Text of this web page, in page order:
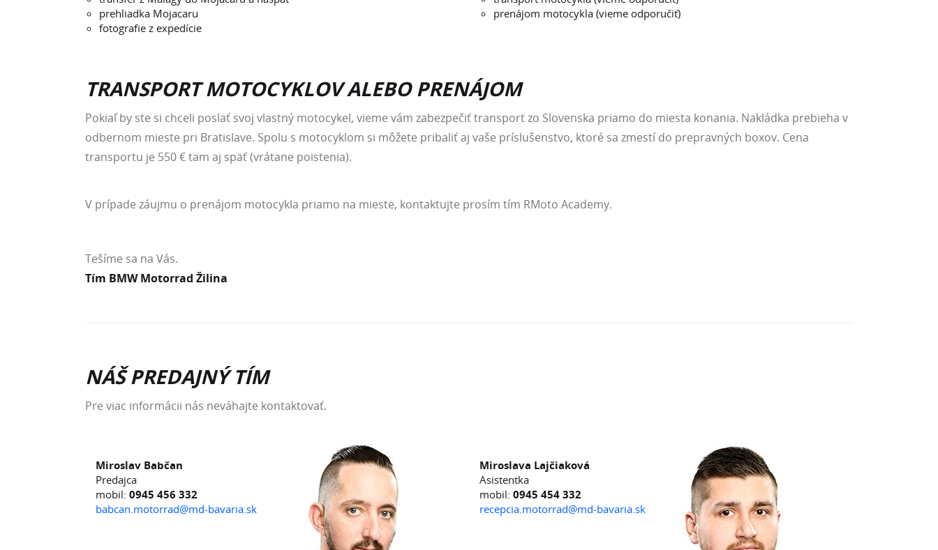
prehliadka Mojacaru
fotografie z expedície
prenájom motocykla (vieme odporučiť)
TRANSPORT MOTOCYKLOV ALEBO PRENÁJOM
Pokiaľ by ste si chceli poslať svoj vlastný motocykel, vieme vám zabezpečiť transport zo Slovenska priamo do miesta konania. Nakládka prebieha v
odbernom mieste pri Bratislave. Spolu s motocyklom si môžete pribaliť aj vaše príslušenstvo, ktoré sa zmestí do prepravných boxov. Cena
transportu je 550 € tam aj späť (vrátane poistenia).
V prípade záujmu o prenájom motocykla priamo na mieste, kontaktujte prosím tím RMoto Academy.
Tešíme sa na Vás.
Tím BMW Motorrad Žilina
NÁŠ PREDAJNÝ TÍM
Pre viac informácii nás neváhajte kontaktovať.
Miroslav Babčan
Predajca
mobil: 0945 456 332
babcan.motorrad@md-bavaria.sk
Miroslava Lajčiaková
Asistentka
mobil: 0945 454 332
recepcia.motorrad@md-bavaria.sk